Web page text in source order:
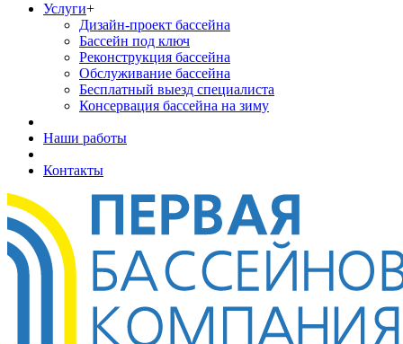
Услуги+
Дизайн-проект бассейна
Бассейн под ключ
Реконструкция бассейна
Обслуживание бассейна
Бесплатный выезд специалиста
Консервация бассейна на зиму
Наши работы
Контакты